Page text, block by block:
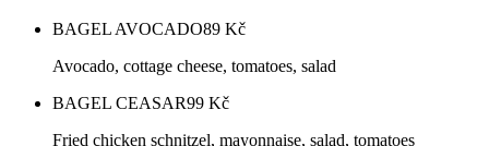
BAGEL AVOCADO89 Kč
Avocado, cottage cheese, tomatoes, salad
BAGEL CEASAR99 Kč
Fried chicken schnitzel, mayonnaise, salad, tomatoes